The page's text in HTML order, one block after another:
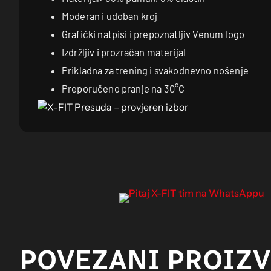
Moderan i udoban kroj
Grafički natpisi i prepoznatljiv Venum logo
Izdržljiv i prozračan materijal
Prikladna za trening i svakodnevno nošenje
Preporučeno pranje na 30°C
POVEZANI